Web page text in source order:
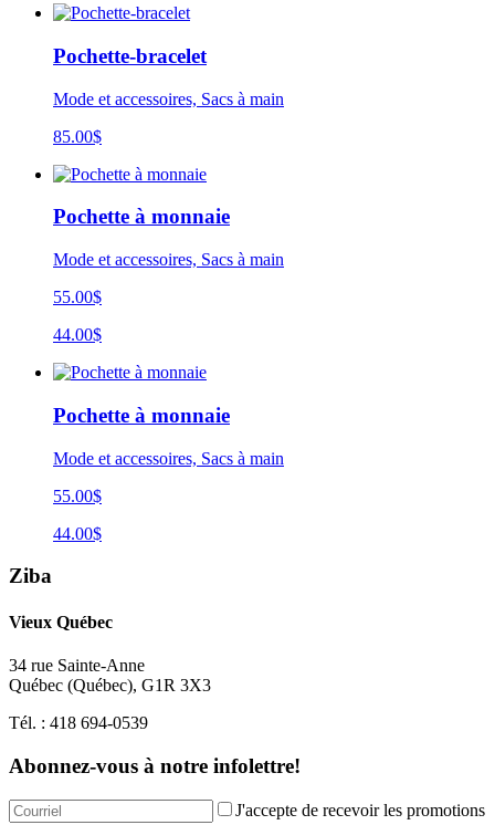
Pochette-bracelet
Mode et accessoires, Sacs à main
85.00$
Pochette à monnaie
Mode et accessoires, Sacs à main
55.00$
44.00$
Pochette à monnaie
Mode et accessoires, Sacs à main
55.00$
44.00$
Ziba
Vieux Québec
34 rue Sainte-Anne
Québec (Québec), G1R 3X3
Tél. : 418 694-0539
Abonnez-vous à notre infolettre!
J'accepte de recevoir les promotions